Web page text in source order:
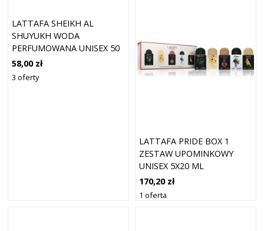
LATTAFA SHEIKH AL
SHUYUKH WODA
PERFUMOWANA UNISEX 50
ML
58,00 zł
3 oferty
LATTAFA PRIDE BOX 1
ZESTAW UPOMINKOWY
UNISEX 5X20 ML
170,20 zł
1 oferta